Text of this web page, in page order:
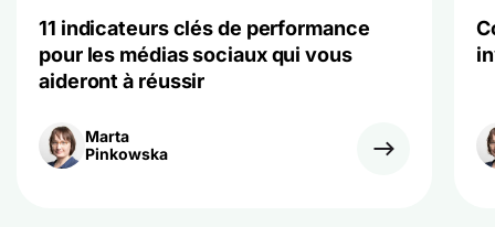
11 indicateurs clés de performance
pour les médias sociaux qui vous
aideront à réussir
Marta
Pinkowska